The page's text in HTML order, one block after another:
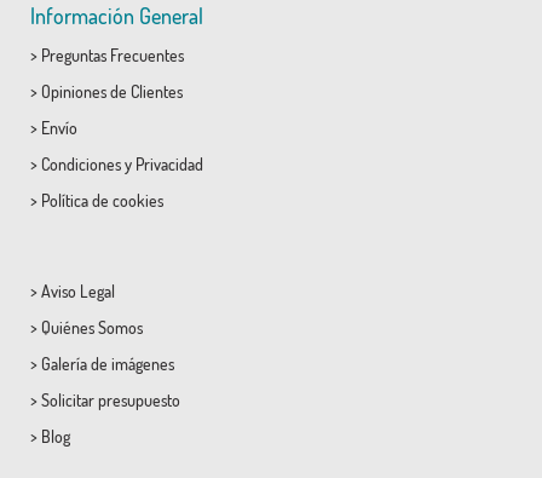
Información General
> Preguntas Frecuentes
> Opiniones de Clientes
> Envío
> Condicionesy Privacidad
> Política de cookies
> Aviso Legal
> Quiénes Somos
> Galería de imágenes
> Solicitar presupuesto
> Blog